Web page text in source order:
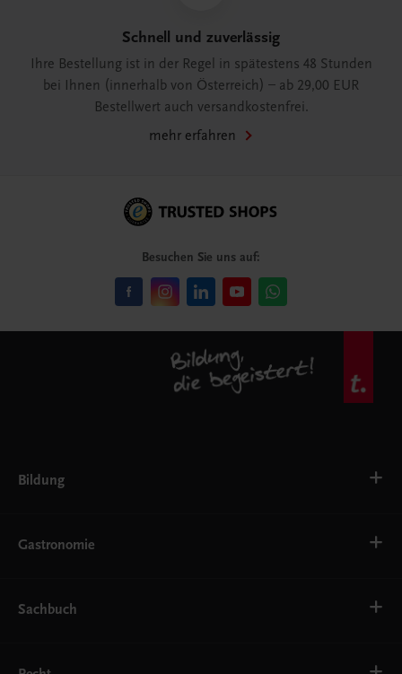
Schnell und zuverlässig
Ihre Bestellung ist in der Regel in spätestens 48 Stunden
bei Ihnen (innerhalb von Österreich) – ab 29,00 EUR
Bestellwert auch versandkostenfrei.
mehr erfahren
Besuchen Sie uns auf:
Bildung
AHS
EWF/ZWF
FW
Gastronomie
Getränke
Service
Sachbuch